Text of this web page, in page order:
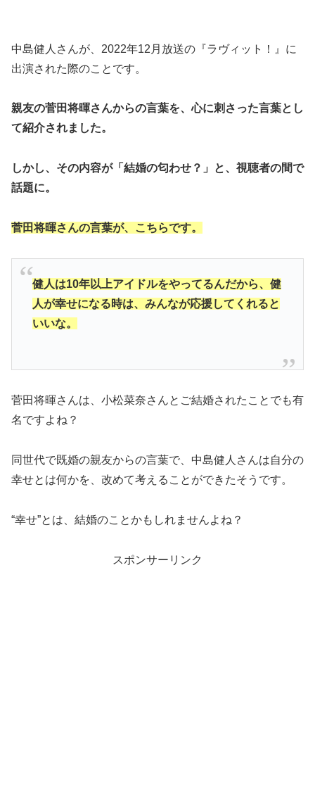
中島健人さんが、2022年12月放送の『ラヴィット！』に
出演された際のことです。
親友の菅田将暉さんからの言葉を、心に刺さった言葉とし
て紹介されました。
しかし、その内容が「結婚の匂わせ？」と、視聴者の間で
話題に。
菅田将暉さんの言葉が、こちらです。
健人は10年以上アイドルをやってるんだから、健
人が幸せになる時は、みんなが応援してくれると
いいな。
菅田将暉さんは、小松菜奈さんとご結婚されたことでも有
名ですよね？
同世代で既婚の親友からの言葉で、中島健人さんは自分の
幸せとは何かを、改めて考えることができたそうです。
“幸せ”とは、結婚のことかもしれませんよね？
スポンサーリンク